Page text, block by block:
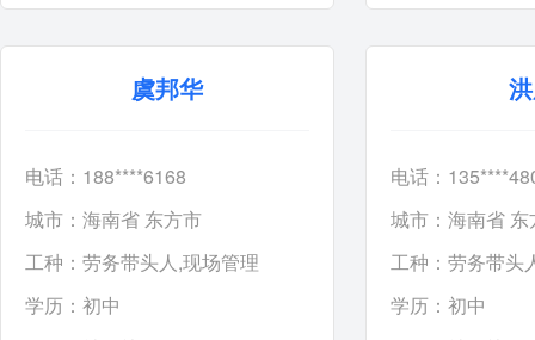
虞邦华
电话：188****6168
城市：海南省 东方市
工种： 劳务带头人,现场管理
学历： 初中
电话：
城市：海南省 东
工种： 劳务带头
学历： 初中